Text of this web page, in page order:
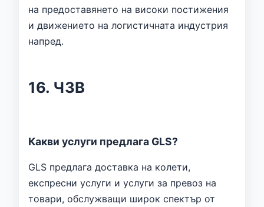
на предоставянето на високи постижения
и движението на логистичната индустрия
напред.
16. ЧЗВ
Какви услуги предлага GLS?
GLS предлага доставка на колети,
експресни услуги и услуги за превоз на
товари, обслужващи широк спектър от